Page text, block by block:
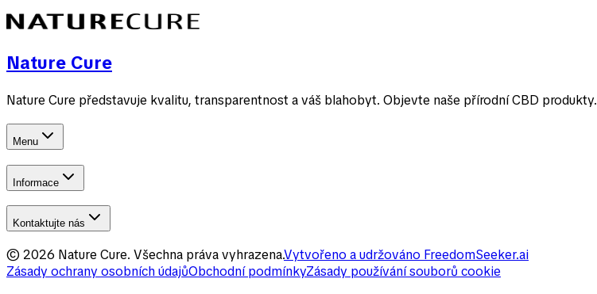
Nature Cure
Nature Cure představuje kvalitu, transparentnost a váš blahobyt. Objevte naše přírodní CBD produkty.
Menu
Informace
Kontaktujte nás
© 2026 Nature Cure. Všechna práva vyhrazena.Vytvořeno a udržováno FreedomSeeker.ai
Zásady ochrany osobních údajůObchodní podmínkyZásady používání souborů cookie